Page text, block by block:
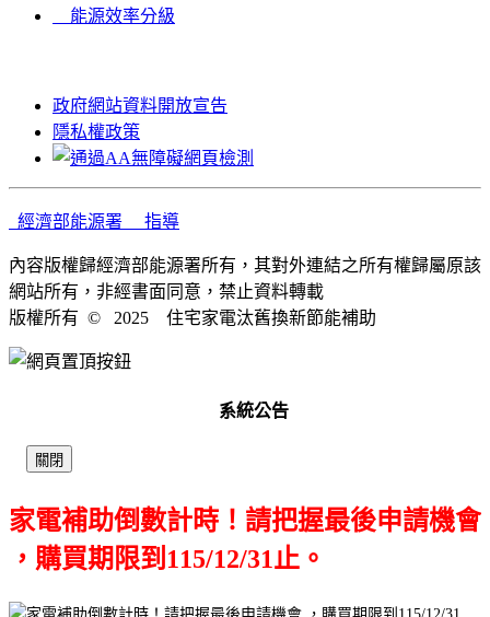
能源效率分級
政府網站資料開放宣告
隱私權政策
經濟部能源署 指導
內容版權歸經濟部能源署所有，其對外連結之所有權歸屬原該
網站所有，非經書面同意，禁止資料轉載
版權所有 ©️ 2025 住宅家電汰舊換新節能補助
系統公告
關閉
家電補助倒數計時！請把握最後申請機會
，購買期限到115/12/31止。